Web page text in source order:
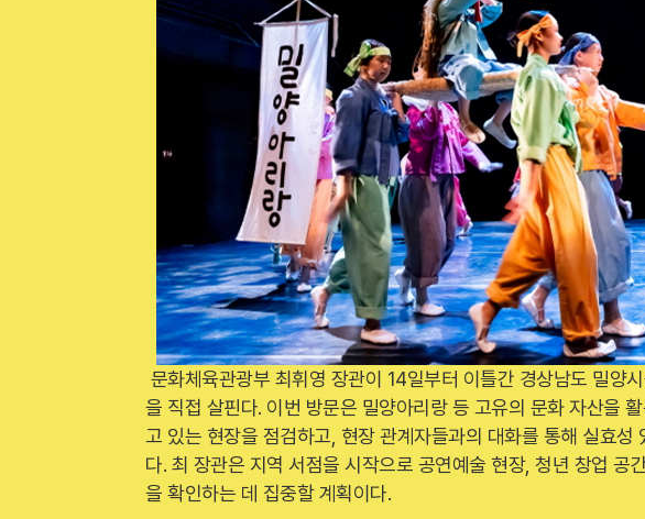
문화체육관광부 최휘영 장관이 14일부터 이틀간 경상남도 밀양
을 직접 살핀다. 이번 방문은 밀양아리랑 등 고유의 문화 자산을
고 있는 현장을 점검하고, 현장 관계자들과의 대화를 통해 실효성
다. 최 장관은 지역 서점을 시작으로 공연예술 현장, 청년 창업 공
을 확인하는 데 집중할 계획이다.